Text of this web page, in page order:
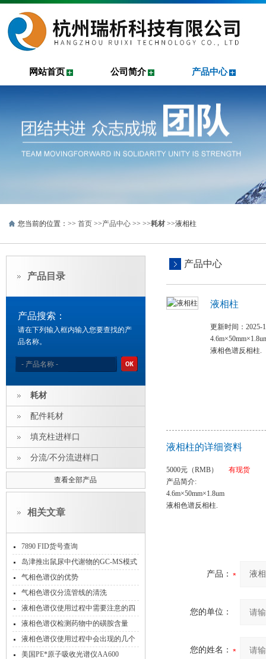
网站首页 公司简介 产品中心
您当前的位置：>> 首页 >>产品中心 >> >>耗材 >>液相柱
产品目录
产品搜索：
请在下列输入框内输入您要查找的产
品名称。
耗材
配件耗材
填充柱进样口
分流/不分流进样口
查看全部产品
相关文章
7890 FID货号查询
岛津推出鼠尿中代谢物的GC-MS模式
分析方案
气相色谱仪的优势
气相色谱仪分流管线的清洗
液相色谱仪使用过程中需要注意的四
大关键因素
液相色谱仪检测药物中的磺胺含量
液相色谱仪使用过程中会出现的几个
使用问题?
美国PE*原子吸收光谱仪AA600
产品中心
液相柱
更新时间：2025-
液相色谱反相柱.
液相柱的详细资料
5000元（RMB） 有现货
产品简介:
4.6m×50mm×1.8um
液相色谱反相柱.
产品：
您的单位：
您的姓名：